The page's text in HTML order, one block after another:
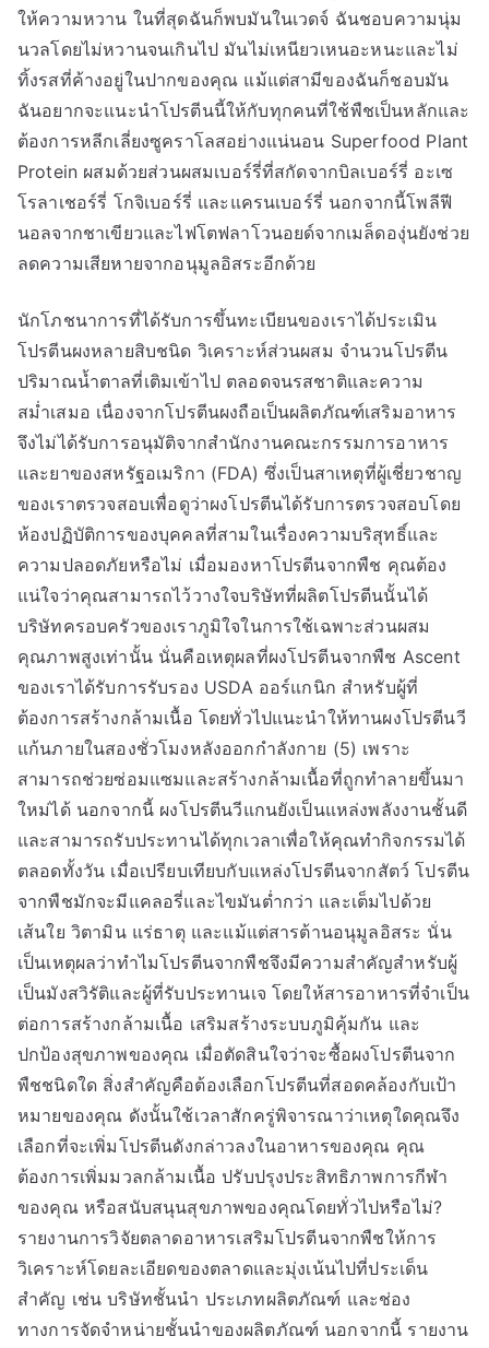
ให้ความหวาน ในที่สุดฉันก็พบมันในเวดจ์ ฉันชอบความนุ่ม
นวลโดยไม่หวานจนเกินไป มันไม่เหนียวเหนอะหนะและไม่
ทิ้งรสที่ค้างอยู่ในปากของคุณ แม้แต่สามีของฉันก็ชอบมัน
ฉันอยากจะแนะนำโปรตีนนี้ให้กับทุกคนที่ใช้พืชเป็นหลักและ
ต้องการหลีกเลี่ยงซูคราโลสอย่างแน่นอน Superfood Plant
Protein ผสมด้วยส่วนผสมเบอร์รี่ที่สกัดจากบิลเบอร์รี่ อะเซ
โรลาเชอร์รี่ โกจิเบอร์รี่ และแครนเบอร์รี่ นอกจากนี้โพลีฟี
นอลจากชาเขียวและไฟโตฟลาโวนอยด์จากเมล็ดองุ่นยังช่วย
ลดความเสียหายจากอนุมูลอิสระอีกด้วย
นักโภชนาการที่ได้รับการขึ้นทะเบียนของเราได้ประเมิน
โปรตีนผงหลายสิบชนิด วิเคราะห์ส่วนผสม จำนวนโปรตีน
ปริมาณน้ำตาลที่เติมเข้าไป ตลอดจนรสชาติและความ
สม่ำเสมอ เนื่องจากโปรตีนผงถือเป็นผลิตภัณฑ์เสริมอาหาร
จึงไม่ได้รับการอนุมัติจากสำนักงานคณะกรรมการอาหาร
และยาของสหรัฐอเมริกา (FDA) ซึ่งเป็นสาเหตุที่ผู้เชี่ยวชาญ
ของเราตรวจสอบเพื่อดูว่าผงโปรตีนได้รับการตรวจสอบโดย
ห้องปฏิบัติการของบุคคลที่สามในเรื่องความบริสุทธิ์และ
ความปลอดภัยหรือไม่ เมื่อมองหาโปรตีนจากพืช คุณต้อง
แน่ใจว่าคุณสามารถไว้วางใจบริษัทที่ผลิตโปรตีนนั้นได้
บริษัทครอบครัวของเราภูมิใจในการใช้เฉพาะส่วนผสม
คุณภาพสูงเท่านั้น นั่นคือเหตุผลที่ผงโปรตีนจากพืช Ascent
ของเราได้รับการรับรอง USDA ออร์แกนิก สำหรับผู้ที่
ต้องการสร้างกล้ามเนื้อ โดยทั่วไปแนะนำให้ทานผงโปรตีนวี
แก้นภายในสองชั่วโมงหลังออกกำลังกาย (5) เพราะ
สามารถช่วยซ่อมแซมและสร้างกล้ามเนื้อที่ถูกทำลายขึ้นมา
ใหม่ได้ นอกจากนี้ ผงโปรตีนวีแกนยังเป็นแหล่งพลังงานชั้นดี
และสามารถรับประทานได้ทุกเวลาเพื่อให้คุณทำกิจกรรมได้
ตลอดทั้งวัน เมื่อเปรียบเทียบกับแหล่งโปรตีนจากสัตว์ โปรตีน
จากพืชมักจะมีแคลอรี่และไขมันต่ำกว่า และเต็มไปด้วย
เส้นใย วิตามิน แร่ธาตุ และแม้แต่สารต้านอนุมูลอิสระ นั่น
เป็นเหตุผลว่าทำไมโปรตีนจากพืชจึงมีความสำคัญสำหรับผู้
เป็นมังสวิรัติและผู้ที่รับประทานเจ โดยให้สารอาหารที่จำเป็น
ต่อการสร้างกล้ามเนื้อ เสริมสร้างระบบภูมิคุ้มกัน และ
ปกป้องสุขภาพของคุณ เมื่อตัดสินใจว่าจะซื้อผงโปรตีนจาก
พืชชนิดใด สิ่งสำคัญคือต้องเลือกโปรตีนที่สอดคล้องกับเป้า
หมายของคุณ ดังนั้นใช้เวลาสักครู่พิจารณาว่าเหตุใดคุณจึง
เลือกที่จะเพิ่มโปรตีนดังกล่าวลงในอาหารของคุณ คุณ
ต้องการเพิ่มมวลกล้ามเนื้อ ปรับปรุงประสิทธิภาพการกีฬา
ของคุณ หรือสนับสนุนสุขภาพของคุณโดยทั่วไปหรือไม่?
รายงานการวิจัยตลาดอาหารเสริมโปรตีนจากพืชให้การ
วิเคราะห์โดยละเอียดของตลาดและมุ่งเน้นไปที่ประเด็น
สำคัญ เช่น บริษัทชั้นนำ ประเภทผลิตภัณฑ์ และช่อง
ทางการจัดจำหน่ายชั้นนำของผลิตภัณฑ์ นอกจากนี้ รายงาน